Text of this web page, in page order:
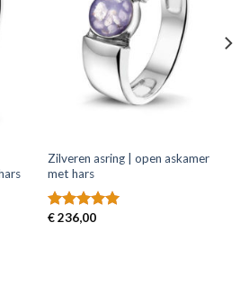
Zilveren asring | open askamer
met hars
Gewaardeerd
€236,00